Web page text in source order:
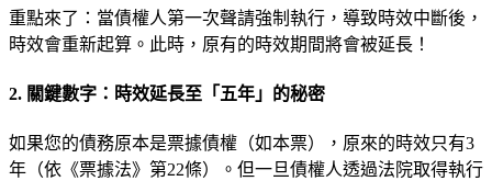
重點來了：當債權人第一次聲請強制執行，導致時效中斷後，
時效會重新起算。此時，原有的時效期間將會被延長！
2. 關鍵數字：時效延長至「五年」的秘密
如果您的債務原本是票據債權（如本票），原來的時效只有3
年（依《票據法》第22條）。但一旦債權人透過法院取得執行